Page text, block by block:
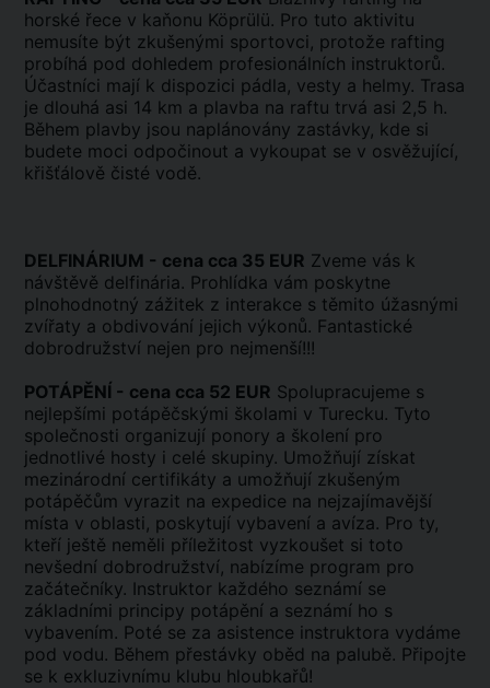
horské řece v kaňonu Köprülü. Pro tuto aktivitu
nemusíte být zkušenými sportovci, protože rafting
probíhá pod dohledem profesionálních instruktorů.
Účastníci mají k dispozici pádla, vesty a helmy. Trasa
je dlouhá asi 14 km a plavba na raftu trvá asi 2,5 h.
Během plavby jsou naplánovány zastávky, kde si
budete moci odpočinout a vykoupat se v osvěžující,
křišťálově čisté vodě.
DELFINÁRIUM - cena cca 35 EUR Zveme vás k
návštěvě delfinária. Prohlídka vám poskytne
plnohodnotný zážitek z interakce s těmito úžasnými
zvířaty a obdivování jejich výkonů. Fantastické
dobrodružství nejen pro nejmenší!!!
POTÁPĚNÍ - cena cca 52 EUR Spolupracujeme s
nejlepšími potápěčskými školami v Turecku. Tyto
společnosti organizují ponory a školení pro
jednotlivé hosty i celé skupiny. Umožňují získat
mezinárodní certifikáty a umožňují zkušeným
potápěčům vyrazit na expedice na nejzajímavější
místa v oblasti, poskytují vybavení a avíza. Pro ty,
kteří ještě neměli příležitost vyzkoušet si toto
nevšední dobrodružství, nabízíme program pro
začátečníky. Instruktor každého seznámí se
základními principy potápění a seznámí ho s
vybavením. Poté se za asistence instruktora vydáme
pod vodu. Během přestávky oběd na palubě. Připojte
se k exkluzivnímu klubu hloubkařů!